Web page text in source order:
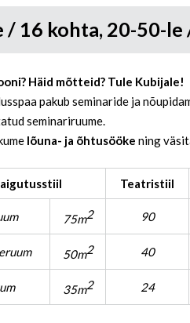
/ 16 kohta, 20-50-
Häid mõtteid? Tule Kubijale!
pakub seminaride ja
seminariruume.
lõuna- ja õhtusööke ning
Teatristiil
75m2 90
50m2 40
35m2 24